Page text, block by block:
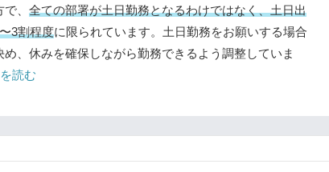
、 全ての部署が土日勤務となるわけではなく、土日出
3割程度に限られています。土日勤務をお願いする場合
、休みを確保しながら勤務できるよう調整していま
読む